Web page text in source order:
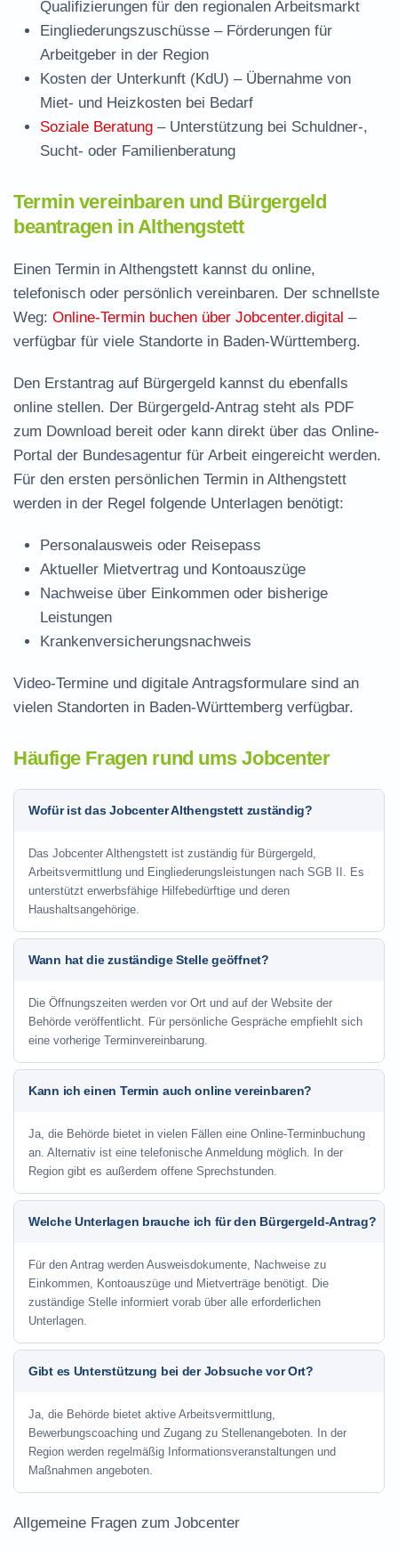
Qualifizierungen für den regionalen Arbeitsmarkt
Eingliederungszuschüsse – Förderungen für
Arbeitgeber in der Region
Kosten der Unterkunft (KdU) – Übernahme von
Miet- und Heizkosten bei Bedarf
Soziale Beratung – Unterstützung bei Schuldner-,
Sucht- oder Familienberatung
Termin vereinbaren und Bürgergeld
beantragen in Althengstett
Einen Termin in Althengstett kannst du online,
telefonisch oder persönlich vereinbaren. Der schnellste
Weg: Online-Termin buchen über Jobcenter.digital –
verfügbar für viele Standorte in Baden-Württemberg.
Den Erstantrag auf Bürgergeld kannst du ebenfalls
online stellen. Der Bürgergeld-Antrag steht als PDF
zum Download bereit oder kann direkt über das Online-
Portal der Bundesagentur für Arbeit eingereicht werden.
Für den ersten persönlichen Termin in Althengstett
werden in der Regel folgende Unterlagen benötigt:
Personalausweis oder Reisepass
Aktueller Mietvertrag und Kontoauszüge
Nachweise über Einkommen oder bisherige
Leistungen
Krankenversicherungsnachweis
Video-Termine und digitale Antragsformulare sind an
vielen Standorten in Baden-Württemberg verfügbar.
Häufige Fragen rund ums Jobcenter
Wofür ist das Jobcenter Althengstett zuständig?
Das Jobcenter Althengstett ist zuständig für Bürgergeld,
Arbeitsvermittlung und Eingliederungsleistungen nach SGB II. Es
unterstützt erwerbsfähige Hilfebedürftige und deren
Haushaltsangehörige.
Wann hat die zuständige Stelle geöffnet?
Die Öffnungszeiten werden vor Ort und auf der Website der
Behörde veröffentlicht. Für persönliche Gespräche empfiehlt sich
eine vorherige Terminvereinbarung.
Kann ich einen Termin auch online vereinbaren?
Ja, die Behörde bietet in vielen Fällen eine Online-Terminbuchung
an. Alternativ ist eine telefonische Anmeldung möglich. In der
Region gibt es außerdem offene Sprechstunden.
Welche Unterlagen brauche ich für den Bürgergeld-Antrag?
Für den Antrag werden Ausweisdokumente, Nachweise zu
Einkommen, Kontoauszüge und Mietverträge benötigt. Die
zuständige Stelle informiert vorab über alle erforderlichen
Unterlagen.
Gibt es Unterstützung bei der Jobsuche vor Ort?
Ja, die Behörde bietet aktive Arbeitsvermittlung,
Bewerbungscoaching und Zugang zu Stellenangeboten. In der
Region werden regelmäßig Informationsveranstaltungen und
Maßnahmen angeboten.
Allgemeine Fragen zum Jobcenter